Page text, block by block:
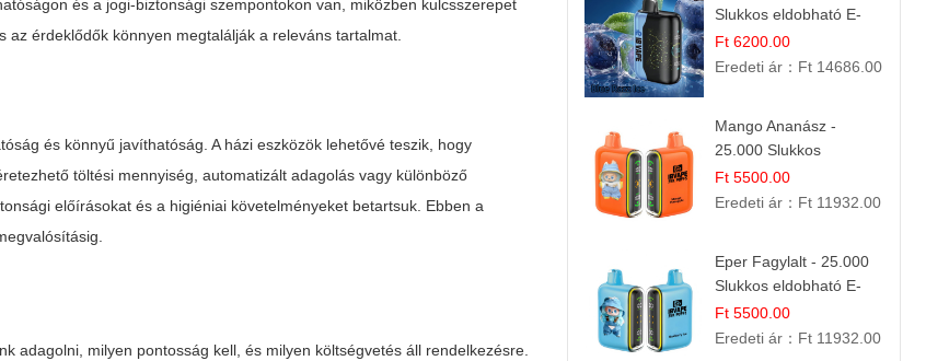
és a jogi-biztonsági szempontokon van, miközben kulcsszerepet
az érdeklődők könnyen megtalálják a releváns tartalmat.
és könnyű javíthatóság. A házi eszközök lehetővé teszik, hogy
töltési mennyiség, automatizált adagolás vagy különböző
előírásokat és a higiéniai követelményeket betartsuk. Ebben a
adagolni, milyen pontosság kell, és milyen költségvetés áll rendelkezésre.
Slukkos eldobható E-
cigaretta | Frissítő
Ízélmény
Ft 6200.00
Eredeti ár： Ft 14686.00
Mango Ananász -
25.000 Slukkos
eldobható E-cigaretta |
Trópusi Ízélmény
Ft 5500.00
Eredeti ár： Ft 11932.00
Eper Fagylalt - 25.000
Slukkos eldobható E-
cigaretta | Édes
Desszert Íz
Ft 5500.00
Eredeti ár： Ft 11932.00